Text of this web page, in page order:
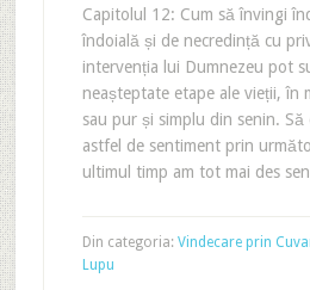
Capitolul 12: Cum să învingi
îndoială și de necredință cu
intervenția lui Dumnezeu pot
neașteptate etape ale vieții, în
sau pur și simplu din senin. Să
astfel de sentiment prin
ultimul timp am tot mai des
Din categoria: Vindecare prin
Lupu